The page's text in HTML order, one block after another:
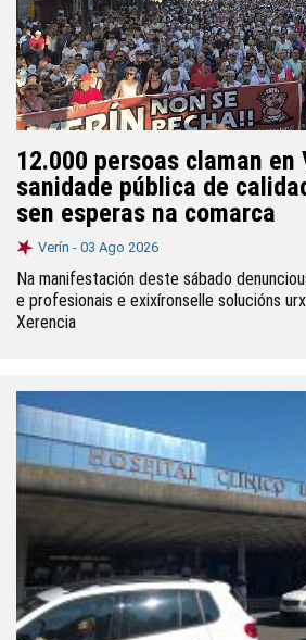
12.000 persoas claman en
sanidade pública de
sen esperas na comarca
Verín - 03 Ago 2026
Na manifestación deste sábado
e profesionais e exixíronselle solucións
Xerencia